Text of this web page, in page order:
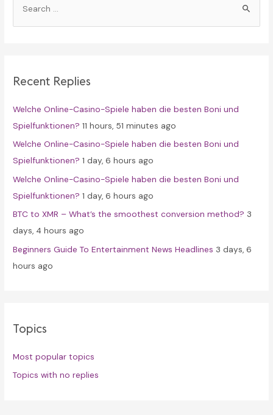
h
o
r
:
Recent Replies
Welche Online-Casino-Spiele haben die besten Boni und
Spielfunktionen? 11 hours, 51 minutes ago
Welche Online-Casino-Spiele haben die besten Boni und
Spielfunktionen? 1 day, 6 hours ago
Welche Online-Casino-Spiele haben die besten Boni und
Spielfunktionen? 1 day, 6 hours ago
BTC to XMR – What’s the smoothest conversion method? 3
days, 4 hours ago
Beginners Guide To Entertainment News Headlines 3 days, 6
hours ago
Topics
Most popular topics
Topics with no replies